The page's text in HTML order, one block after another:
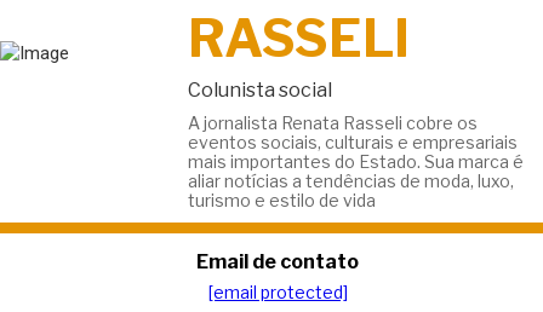
RASSELI
Colunista social
A jornalista Renata Rasseli cobre os
eventos sociais, culturais e empresariais
mais importantes do Estado. Sua marca é
aliar notícias a tendências de moda, luxo,
turismo e estilo de vida
Email de contato
[email protected]